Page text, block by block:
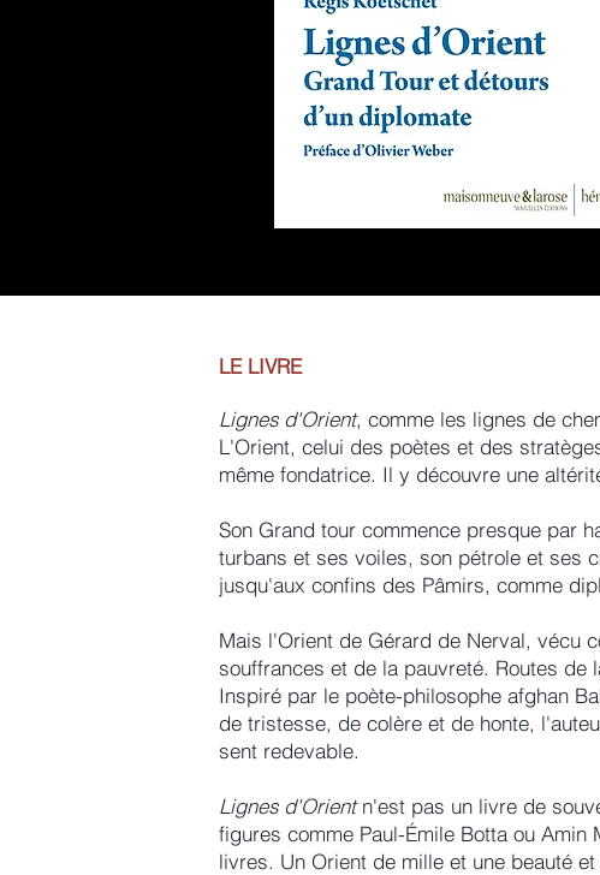
LE LIVRE
Lignes d'Orient, comme les lignes de
L'Orient, celui des poètes et des
même fondatrice. Il y découvre une
Son Grand tour commence presque par
turbans et ses voiles, son pétrole et ses
jusqu'aux confins des Pâmirs, comme
Mais l'Orient de Gérard de Nerval, vécu
souffrances et de la pauvreté. Routes
Inspiré par le poète-philosophe afghan
de tristesse, de colère et de honte,
sent redevable.
Lignes d'Orientn'est pas un livre de
figures comme Paul-Émile Botta ou
livres. Un Orient de mille et une beauté